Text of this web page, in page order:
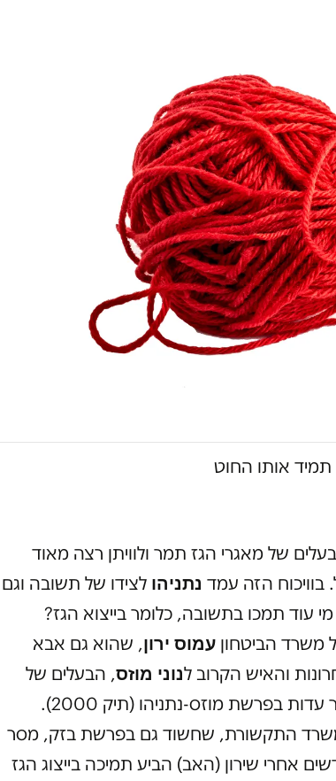
אותו החוט
של מאגרי הגז תמר ולוויתן רצה מאוד
בוויכוח הזה עמד נתניהו לצידו של תשובה וגם
עוד תמכו בתשובה, כלומר בייצוא הגז?
משרד הביטחון עמוס ירון, שהוא גם אבא
והאיש הקרוב לנוני מוזס, הבעלים של
ידיעות אחרונות. רון ירון מסר עדות בפרשת מוזס-נתניהו (תיק 2000).
התקשורת, שחשוד גם בפרשת בזק, מסר
אחרי שירון (האב) הביע תמיכה בייצוג הגז